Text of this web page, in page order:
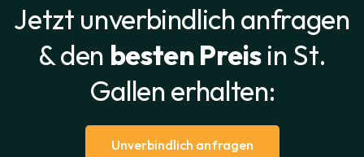
Jetzt unverbindlich anfragen
& den besten Preisin St.
Gallen erhalten:
Unverbindlich anfragen